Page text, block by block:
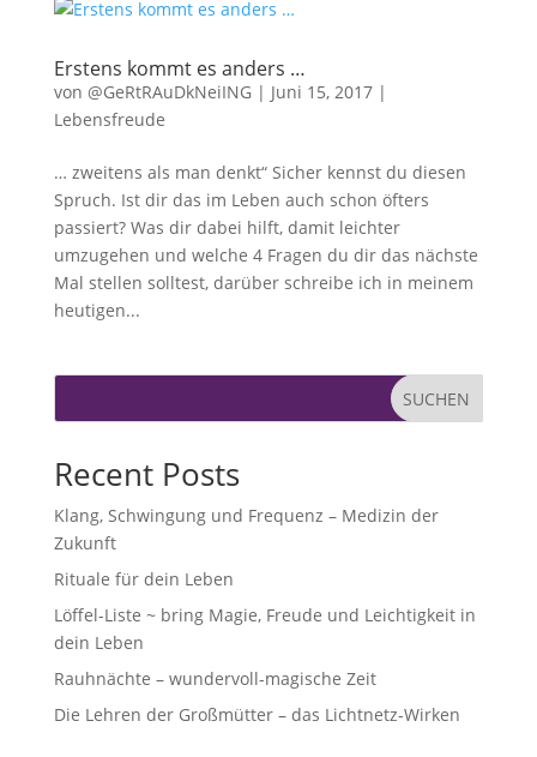
Erstens kommt es anders …
von @GeRtRAuDkNeiING| Juni 15, 2017|
Lebensfreude
… zweitens als man denkt“ Sicher kennst du diesen
Spruch. Ist dir das im Leben auch schon öfters
passiert? Was dir dabei hilft, damit leichter
umzugehen und welche 4 Fragen du dir das nächste
Mal stellen solltest, darüber schreibe ich in meinem
heutigen...
SUCHEN
Recent Posts
Klang, Schwingung und Frequenz – Medizin der
Zukunft
Rituale für dein Leben
Löffel-Liste ~ bring Magie, Freude und Leichtigkeit in
dein Leben
Rauhnächte – wundervoll-magische Zeit
Die Lehren der Großmütter – das Lichtnetz-Wirken